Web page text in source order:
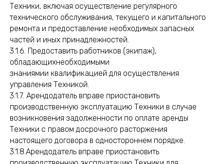
Техники, включая осуществление регулярного
технического обслуживания, текущего и капитального
ремонта и предоставление необходимых запасных
частей и иных принадлежностей.
3.1.6. Предоставить работников (экипаж),
обладающихнеобходимыми
знаниямии квалификацией для осуществления
управления Техникой.
3.1.7. Арендодатель вправе приостановить
производственную эксплуатацию Техники в случае
возникновения задолженности по оплате аренды
Техники с правом досрочного расторжения
настоящего договора в одностороннем порядке.
3.1.8.Арендодатель вправе приостановить